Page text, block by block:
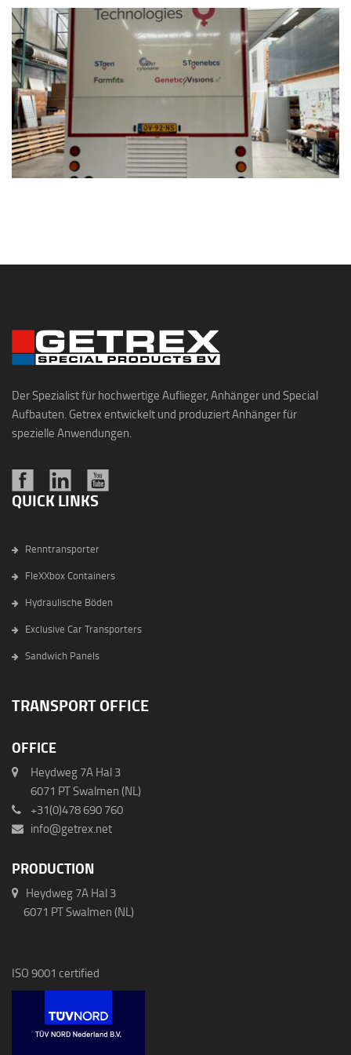
Der Spezialist für hochwertige Auflieger, Anhänger und Special
Aufbauten. Getrex entwickelt und produziert Anhänger für
spezielle Anwendungen.
QUICK LINKS
Renntransporter
FleXXbox Containers
Hydraulische Böden
Exclusive Car Transporters
Sandwich Panels
TRANSPORT OFFICE
OFFICE
Heydweg 7A Hal 3
6071 PT Swalmen (NL)
+31(0)478 690 760
info@getrex.net
PRODUCTION
Heydweg 7A Hal 3
6071 PT Swalmen (NL)
ISO 9001 certified